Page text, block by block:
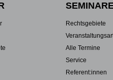
Rechtsgebiete
Alle Termine
Service
Referent:innen